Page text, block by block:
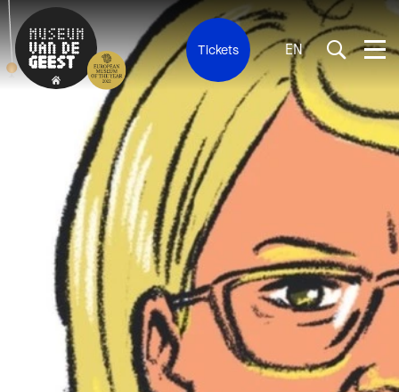
Tickets EN